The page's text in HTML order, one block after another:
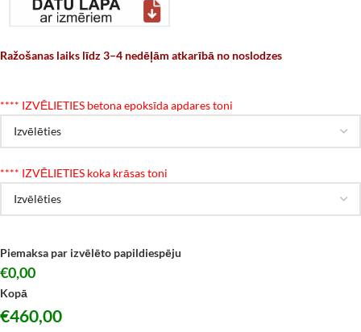
Ražošanas laiks līdz 3–4 nedēļām atkarībā no noslodzes
**** IZVĒLIETIES betona epoksīda apdares toni
**** IZVĒLIETIES koka krāsas toni
Piemaksa par izvēlēto papildiespēju
€0,00
Kopā
€460,00